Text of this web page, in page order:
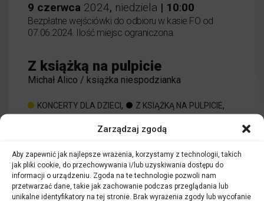
Zarządzaj zgodą
Aby zapewnić jak najlepsze wrażenia, korzystamy z technologii, takich
jak pliki cookie, do przechowywania i/lub uzyskiwania dostępu do
informacji o urządzeniu. Zgoda na te technologie pozwoli nam
przetwarzać dane, takie jak zachowanie podczas przeglądania lub
unikalne identyfikatory na tej stronie. Brak wyrażenia zgody lub wycofanie
9 czerwca 2024, niedziela | 10:00
Bezpłatne wejściówki do odbioru w kasie FO od
07.06.2024. Ilość miejsc ograniczona.
Z książką na pulpicie
Michał Alico / książka niespodzianka
KONCERTY DLA DZIECI , Z KSIĄŻKĄ NA PULPICIE,
Z książką